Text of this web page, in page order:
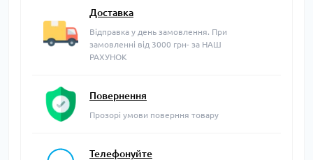
Доставка
Відправка у день замовлення. При
замовленні від 3000 грн- за НАШ
РАХУНОК
Повернення
Прозорі умови поверння товару
Телефонуйте